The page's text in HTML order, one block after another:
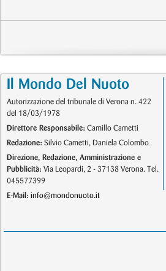
Il Mondo Del Nuoto
Autorizzazione del tribunale di Verona n. 422
del 18/03/1978
Direttore Responsabile: Camillo Cametti
Redazione: Silvio Cametti, Daniela Colombo
Direzione, Redazione, Amministrazione e
Pubblicità: Via Leopardi, 2 - 37138 Verona. Tel.
045577399
E-Mail: info@mondonuoto.it